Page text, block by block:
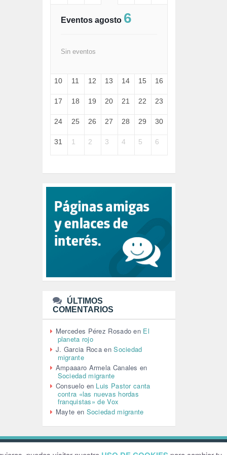
FELICIDAD (1)
FRANCISCO (5)
HUGO ZÁRATE (30)
I A (2)
INDEPENDENCIA (15)
INTELIGENCIA ARTIFICIAL (1)
JANE GOODDALL (1)
JAZZ (1)
JÓVENES (28)
JUSTICIA (13)
LEÓN XIV (5)
LGTBI (1)
MEMORIA HISTÓRICA (232)
MONARQUÍA (26)
NATURALEZA (1)
PALESTINA (8)
PARTICIPACIÓN CIUDADANA (392)
PAZ (2)
PENSIONES (12)
PEPE MUJICA (2)
PESCADORES (1)
POBREZA (2)
POLÍTICA INTERNACIONAL (366)
POLÍTICA VALENCIA (357)
Eventos agosto 6
Sin eventos
10 11 12 13 14 15 16
17 18 19 20 21 22 23
24 25 26 27 28 29 30
31 1 2 3 4 5 6
ÚLTIMOS
COMENTARIOS
Mercedes Pérez Rosado en El
planeta rojo
J. Garcia Roca enSociedad
migrante
Ampaaaro Armela Canales en
Sociedad migrante
Consuelo en Luis Pastor canta
contra «las nuevas hordas
franquistas» de Vox
Mayte en Sociedad migrante